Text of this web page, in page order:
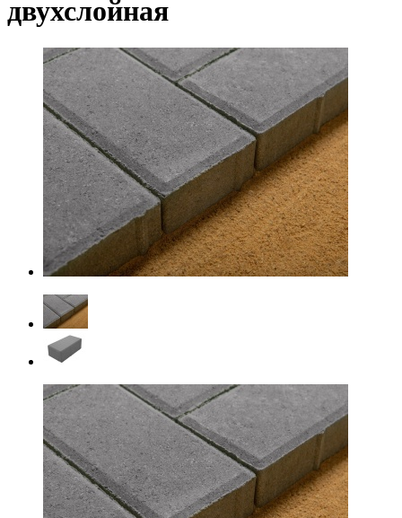
двухслойная